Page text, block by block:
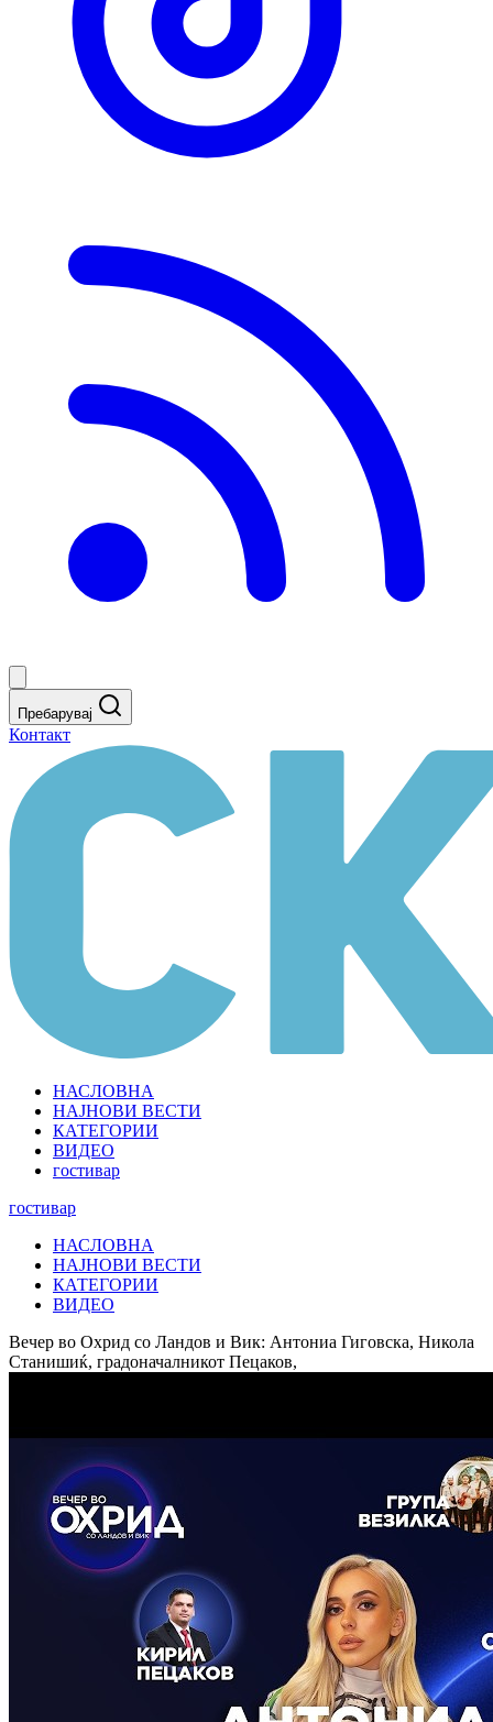
Пребарувај
Контакт
НАСЛОВНА
НАЈНОВИ ВЕСТИ
КАТЕГОРИИ
ВИДЕО
гостивар
гостивар
НАСЛОВНА
НАЈНОВИ ВЕСТИ
КАТЕГОРИИ
ВИДЕО
Вечер во Охрид со Ландов и Вик: Антониа Гиговска, Никола
Станишиќ, градоначалникот Пецаков,